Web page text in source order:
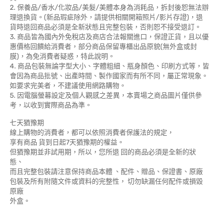
2. 保養品/香水/化妝品/美髮/美體本身為消耗品，拆封後恕無法辦
理退換貨。(新品瑕疵除外，請提供相關開箱照片/影片存證)，退
貨時退回商品必須是全新狀態且完整包裝，否則恕不接受退訂。
3. 商品皆為國內外免稅店及商店合法報關進口，保證正貨，且以優
惠價格回饋給消費者，部分商品保留專櫃出品原貌(無外盒或封
膜)，為免消費者疑惑，特此說明。
4. 商品包裝無論字型大小、字體粗細、瓶身顏色、印刷方式等，皆
會因為商品批號、出產時間、製作國家而有所不同，屬正常現象。
如要求完美者，不建議使用網路購物。
5. 因電腦螢幕設定及個人觀感之差異，本賣場之商品圖片僅供參
考，以收到實際商品為準。
七天猶豫期
線上購物的消費者，都可以依照消費者保護法的規定，
享有商品 貨到日起7天猶豫期的權益。
但猶豫期並非試用期，所以，您所退 回的商品必須是全新的狀
態、
而且完整包裝請注意保持商品本體 、配件、贈品、保證書、原廠
包裝及所有附隨文件或資料的完整性， 切勿缺漏任何配件或損毀
原廠
外盒。